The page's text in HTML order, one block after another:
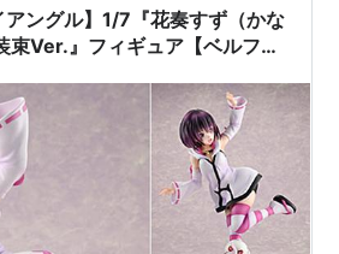
帰ってきて溺愛なんて信じません…
アングル】1/7『花奏すず（かな
束Ver.』フィギュア【ベルファ